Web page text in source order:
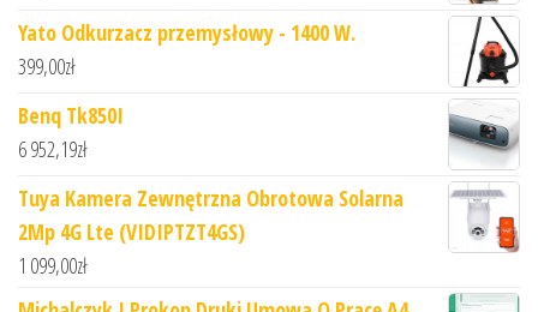
Yato Odkurzacz przemysłowy - 1400 W.
399,00zł
Benq Tk850I
6 952,19zł
Tuya Kamera Zewnętrzna Obrotowa Solarna
2Mp 4G Lte (VIDIPTZT4GS)
1 099,00zł